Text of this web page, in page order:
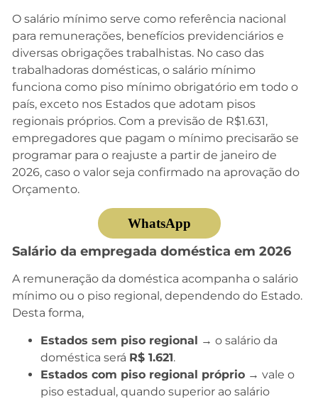
O salário mínimo serve como referência nacional
para remunerações, benefícios previdenciários e
diversas obrigações trabalhistas. No caso das
trabalhadoras domésticas, o salário mínimo
funciona como piso mínimo obrigatório em todo o
país, exceto nos Estados que adotam pisos
regionais próprios. Com a previsão de R$1.631,
empregadores que pagam o mínimo precisarão se
programar para o reajuste a partir de janeiro de
2026, caso o valor seja confirmado na aprovação do
Orçamento.
WhatsApp
Salário da empregada doméstica em 2026
A remuneração da doméstica acompanha o salário
mínimo ou o piso regional, dependendo do Estado.
Desta forma,
Estados sem piso regional → o salário da
doméstica será R$ 1.621.
Estados com piso regional próprio → vale o
piso estadual, quando superior ao salário